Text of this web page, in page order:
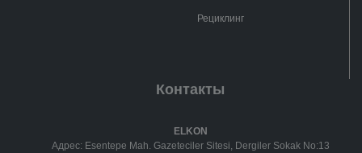
Рециклинг
Контакты
ELKON
Адрес: Esentepe Mah. Gazeteciler Sitesi, Dergiler Sokak No:13